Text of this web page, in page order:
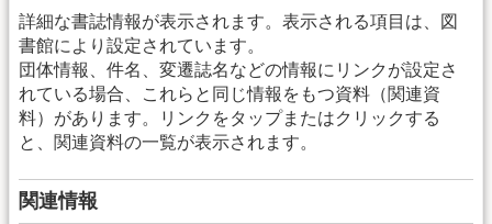
詳細な書誌情報が表示されます。表示される項目は、図
書館により設定されています。
団体情報、件名、変遷誌名などの情報にリンクが設定さ
れている場合、これらと同じ情報をもつ資料（関連資
料）があります。リンクをタップまたはクリックする
と、関連資料の一覧が表示されます。
関連情報